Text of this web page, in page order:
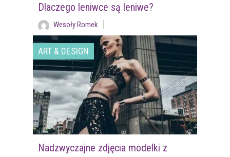
Dlaczego leniwce są leniwe?
Wesoły Romek
ART & DESIGN
Nadzwyczajne zdjęcia modelki z